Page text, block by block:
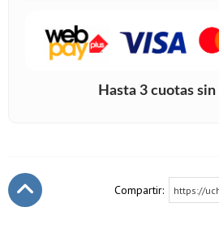
Compartir: https://